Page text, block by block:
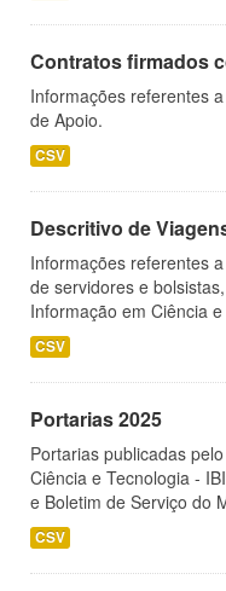
Contratos firmados
Informações referentes
de Apoio.
CSV
Descritivo de
Informações referentes
de servidores e
Informação em Ciência
CSV
Portarias 2025
Portarias publicadas
Ciência e Tecnologia -
e Boletim de Serviço do
CSV